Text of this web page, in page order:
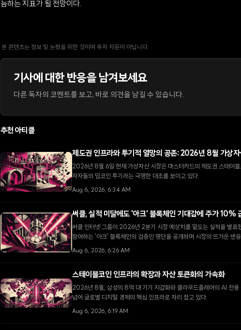
늠하는 지표가 될 전망이다.
본 콘텐츠는 정보 및 논평을 위한 것이며 투자 자문이 아닙니다.
기사에 대한 반응을 남겨보세요
다른 독자의 코멘트를 보고, 바로 의견을 남길 수 있습니다.
추천 아티클
제도권 인프라와 투기적 열망의 공존: 2026년 8월 가상자
2026년 8월 6일 현재 가상자산 시장은 마스터카드의 제도권 스테이
자자들의 밈코인 투기라는 극명한 대조를 보이고 있다.
Aug 6, 2026, 6:34 AM
써클, 실적 미달에도 '아크' 블록체인 기대감에 주가 10%
써클 인터넷 그룹이 2026년 2분기 시장 예상치를 밑도는 실적을 발표
참여하는 '아크' 블록체인의 검증인 명단을 공개하며 시장의 뜨거운 반
Aug 6, 2026, 6:26 AM
스테이블코인 인프라의 확장과 자산 토큰화의 가속화
2026년 8월, 삼성의 8억 대 기기 지갑화와 클라우드플레어의 AI 전용
넘어 글로벌 디지털 경제의 핵심 인프라로 자리 잡고 있다.
Aug 6, 2026, 6:19 AM